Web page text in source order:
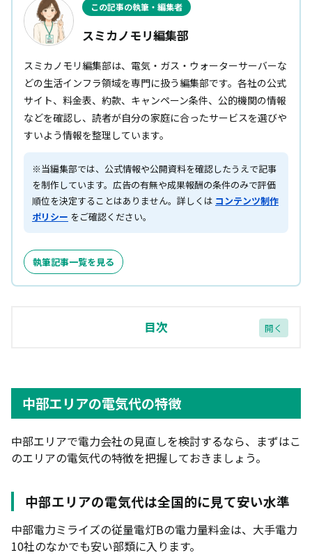
この記事の執筆・編集者
スミカノモリ編集部
スミカノモリ編集部は、電気・ガス・ウォーターサーバーな
どの生活インフラ領域を専門に扱う編集部です。各社の公式
サイト、料金表、約款、キャンペーン条件、公的機関の情報
などを確認し、読者が自分の家庭に合ったサービスを選びや
すいよう情報を整理しています。
※当編集部では、公式情報や公開資料を確認したうえで記事
を制作しています。広告の有無や成果報酬の条件のみで評価
順位を決定することはありません。詳しくは コンテンツ制作
ポリシー をご確認ください。
執筆記事一覧を見る
目次
中部エリアの電気代は全国的に見て安い水準
地域によって電気の使い方が大きく異なる
政府の電気料金支援が終了し、再エネ賦課金も値上
げ
【2026年最新】
1位：オクトパスエナジー「グリーンオクトパス」
｜中部電力エリアで最も安い
中部エリアの電気代の特徴
中部エリアで電力会社の見直しを検討するなら、まずはこ
のエリアの電気代の特徴を把握しておきましょう。
中部エリアの電気代は全国的に見て安い水準
中部電力ミライズの従量電灯Bの電力量料金は、大手電力
10社のなかでも安い部類に入ります。